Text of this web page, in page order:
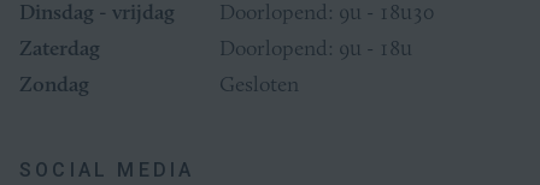
Dinsdag - vrijdag
Doorlopend: 9u - 18u30
Zaterdag
Doorlopend: 9u - 18u
Zondag
Gesloten
SOCIAL MEDIA